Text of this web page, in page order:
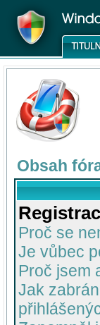
Obsah
Proč se
Je vůbec
Proč jsem
Jak